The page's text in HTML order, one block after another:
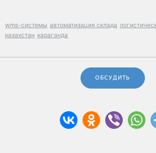
wms-системы автоматизация склада
казахстан караганда
ОБСУДИТЬ